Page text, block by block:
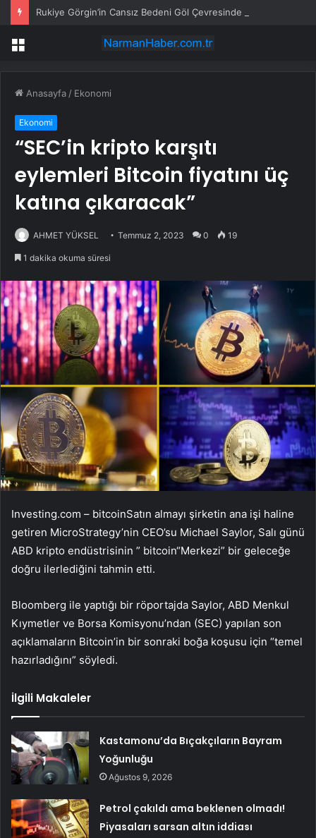
Rukiye Görgin’in Cansız Bedeni Göl Çevresinde Bulundu
Menü
Anasayfa / Ekonomi
Ekonomi
“SEC’in kripto karşıtı
eylemleri Bitcoin fiyatını üç
katına çıkaracak”
AHMET YÜKSEL Temmuz 2, 2023 0 19
1 dakika okuma süresi
Investing.com – bitcoinSatın almayı şirketin ana işi haline
getiren MicroStrategy’nin CEO’su Michael Saylor, Salı günü
ABD kripto endüstrisinin ” bitcoin“Merkezi” bir geleceğe
doğru ilerlediğini tahmin etti.
Bloomberg ile yaptığı bir röportajda Saylor, ABD Menkul
Kıymetler ve Borsa Komisyonu’ndan (SEC) yapılan son
açıklamaların Bitcoin’in bir sonraki boğa koşusu için “temel
hazırladığını” söyledi.
İlgili Makaleler
Kastamonu’da Bıçakçıların Bayram
Yoğunluğu
Ağustos 9, 2026
Petrol çakıldı ama beklenen olmadı!
Piyasaları sarsan altın iddiası